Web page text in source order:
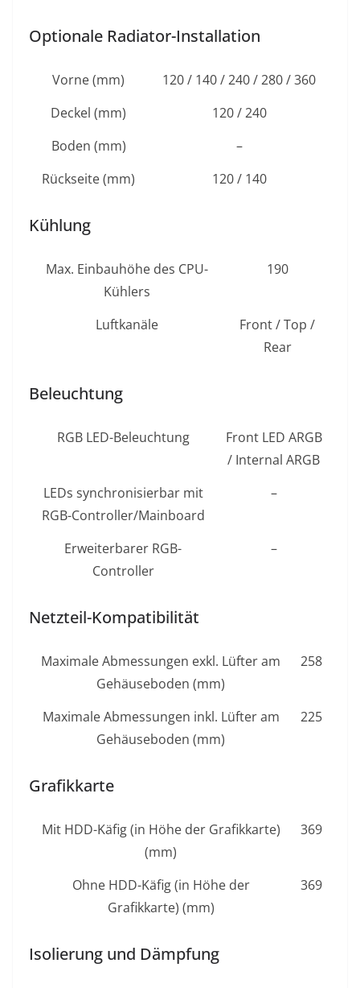
Optionale Radiator-Installation
Vorne (mm)
120 / 140 / 240 / 280 / 360
Deckel (mm)
120 / 240
Boden (mm)
–
Rückseite (mm)
120 / 140
Kühlung
Max. Einbauhöhe des CPU-
Kühlers
190
Luftkanäle
Front / Top /
Rear
Beleuchtung
RGB LED-Beleuchtung
Front LED ARGB
/ Internal ARGB
LEDs synchronisierbar mit
RGB-Controller/Mainboard
–
Erweiterbarer RGB-
Controller
–
Netzteil-Kompatibilität
Maximale Abmessungen exkl. Lüfter am
Gehäuseboden (mm)
258
Maximale Abmessungen inkl. Lüfter am
Gehäuseboden (mm)
225
Grafikkarte
Mit HDD-Käfig (in Höhe der Grafikkarte)
(mm)
369
Ohne HDD-Käfig (in Höhe der
Grafikkarte) (mm)
369
Isolierung und Dämpfung